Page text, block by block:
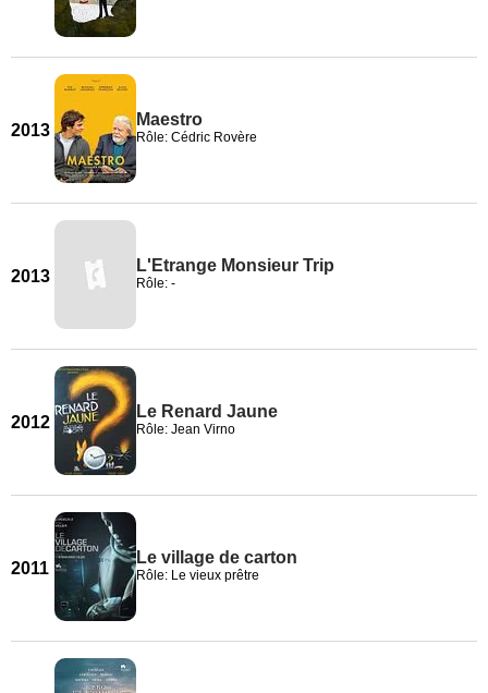
2013
Maestro
Rôle: Cédric Rovère
2013
L'Etrange Monsieur Trip
Rôle: -
2012
Le Renard Jaune
Rôle: Jean Virno
2011
Le village de carton
Rôle: Le vieux prêtre